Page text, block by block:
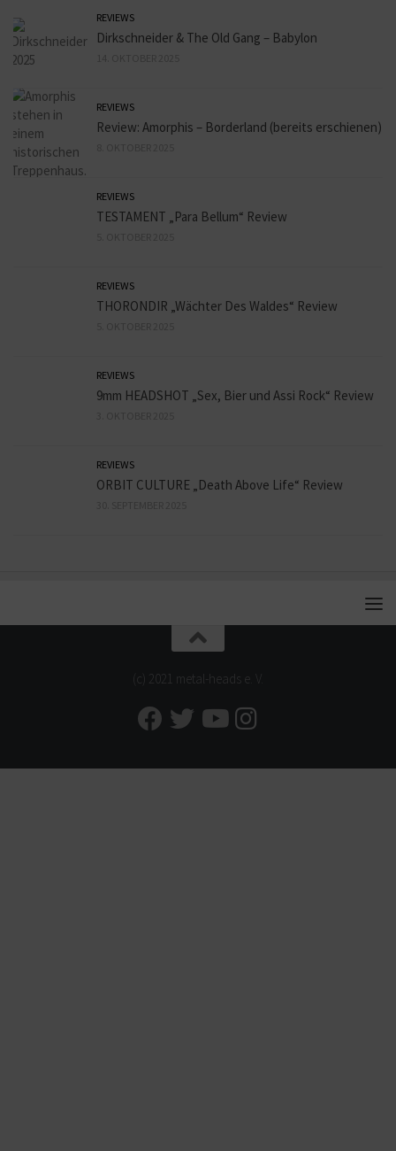
REVIEWS
Dirkschneider & The Old Gang – Babylon
REVIEWS
Review: Amorphis – Borderland (bereits erschienen)
REVIEWS
TESTAMENT „Para Bellum“ Review
REVIEWS
THORONDIR „Wächter Des Waldes“ Review
REVIEWS
9mm HEADSHOT „Sex, Bier und Assi Rock“ Review
REVIEWS
ORBIT CULTURE „Death Above Life“ Review
(c) 2021 metal-heads e. V.